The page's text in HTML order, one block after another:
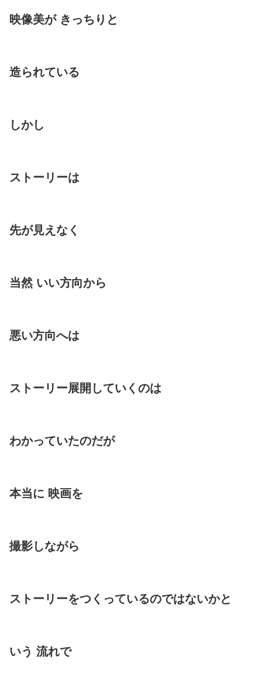
映像美が きっちりと
造られている
しかし
ストーリーは
先が見えなく
当然 いい方向から
悪い方向へは
ストーリー展開していくのは
わかっていたのだが
本当に 映画を
撮影しながら
ストーリーをつくっているのではないかと
いう 流れで